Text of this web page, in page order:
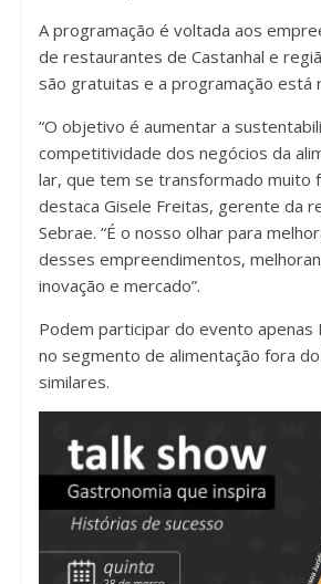
A programação é voltada aos
de restaurantes de Castanhal e
são gratuitas e a programação está
“O objetivo é aumentar a
competitividade dos negócios da
lar, que tem se transformado muito
destaca Gisele Freitas, gerente da
Sebrae. “É o nosso olhar para
desses empreendimentos,
inovação e mercado”.
Podem participar do evento apenas
no segmento de alimentação fora
similares.